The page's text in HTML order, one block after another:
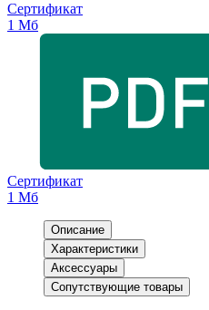
Сертификат
1 Мб
Сертификат
1 Мб
Описание
Характеристики
Аксессуары
Сопутствующие товары